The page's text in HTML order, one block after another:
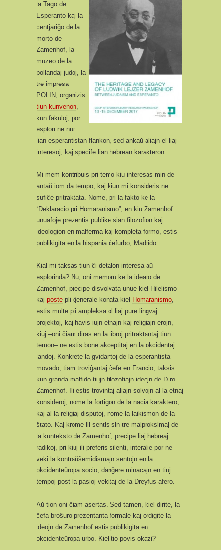
la Tago de
Esperanto kaj la
centjariĝo de la
morto de
Zamenhof, la
muzeo de la
pollandaj judoj, la
tre impresa
POLIN, organizis
tiun kunvenon,
kun fakuloj, por
esplori ne nur
lian esperantistan flankon, sed ankaŭ aliajn el liaj
interesoj, kaj specife lian hebrean karakteron.
Mi mem kontribuis pri temo kiu interesas min de
antaŭ iom da tempo, kaj kiun mi konsideris ne
sufiĉe pritraktata. Nome, pri la fakto ke la
“Deklaracio pri Homaranismo”, en kiu Zamenhof
unuafoje prezentis publike sian filozofion kaj
ideologion en malferma kaj kompleta formo, estis
publikigita en la hispania ĉefurbo, Madrido.
Kial mi taksas tiun ĉi detalon interesa aŭ
esplorinda? Nu, oni memoru ke la idearo de
Zamenhof, precipe disvolvata unue kiel Hilelismo
kaj poste pli ĝenerale konata kiel Homaranismo,
estis multe pli ampleksa ol liaj pure lingvaj
projektoj, kaj havis iujn etnajn kaj religiajn erojn,
kiuj –oni ĉiam diras en la libroj pritraktantaj tiun
temon– ne estis bone akceptitaj en la okcidentaj
landoj. Konkrete la gvidantoj de la esperantista
movado, tiam troviĝantaj ĉefe en Francio, taksis
kun granda malfido tiujn filozofiajn ideojn de D-ro
Zamenhof. Ili estis trovintaj aliajn solvojn al la etnaj
konsideroj, nome la fortigon de la nacia karaktero,
kaj al la religiaj disputoj, nome la laikismon de la
ŝtato. Kaj krome ili sentis sin tre malproksimaj de
la kunteksto de Zamenhof, precipe liaj hebreaj
radikoj, pri kiuj ili preferis silenti, interalie por ne
veki la kontraŭŝemidismajn sentojn en la
okcidenteŭropa socio, danĝere minacajn en tiuj
tempoj post la pasioj vekitaj de la Dreyfus-afero.
Aŭ tion oni ĉiam asertas. Sed tamen, kiel dirite, la
ĉefa broŝuro prezentanta formale kaj ordigite la
ideojn de Zamenhof estis publikigita en
okcidenteŭropa urbo. Kiel tio povis okazi?